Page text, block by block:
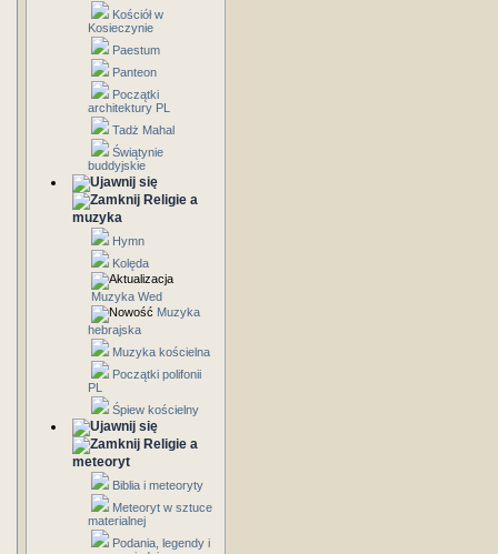
Kościół w
Kosieczynie
Paestum
Panteon
Początki
architektury PL
Tadż Mahal
Świątynie
buddyjskie
Religie a
muzyka
Hymn
Kolęda
Muzyka Wed
Muzyka
hebrajska
Muzyka kościelna
Początki polifonii
PL
Śpiew kościelny
Religie a
meteoryt
Biblia i meteoryty
Meteoryt w sztuce
materialnej
Podania, legendy i